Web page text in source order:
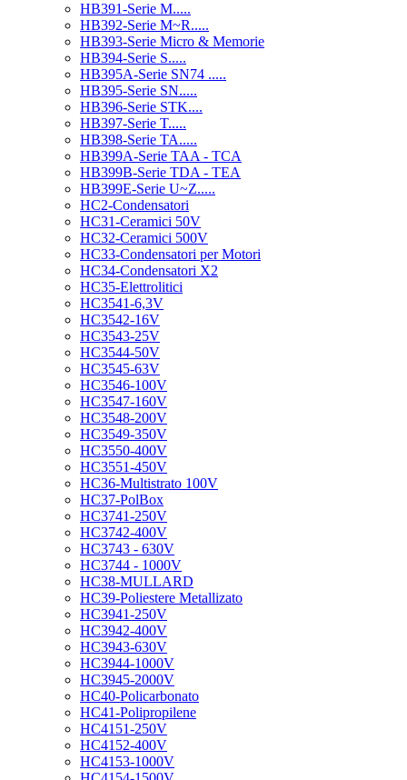
HB391-Serie M.....
HB392-Serie M~R.....
HB393-Serie Micro & Memorie
HB394-Serie S.....
HB395A-Serie SN74 .....
HB395-Serie SN.....
HB396-Serie STK....
HB397-Serie T.....
HB398-Serie TA.....
HB399A-Serie TAA - TCA
HB399B-Serie TDA - TEA
HB399E-Serie U~Z.....
HC2-Condensatori
HC31-Ceramici 50V
HC32-Ceramici 500V
HC33-Condensatori per Motori
HC34-Condensatori X2
HC35-Elettrolitici
HC3541-6,3V
HC3542-16V
HC3543-25V
HC3544-50V
HC3545-63V
HC3546-100V
HC3547-160V
HC3548-200V
HC3549-350V
HC3550-400V
HC3551-450V
HC36-Multistrato 100V
HC37-PolBox
HC3741-250V
HC3742-400V
HC3743 - 630V
HC3744 - 1000V
HC38-MULLARD
HC39-Poliestere Metallizato
HC3941-250V
HC3942-400V
HC3943-630V
HC3944-1000V
HC3945-2000V
HC40-Policarbonato
HC41-Polipropilene
HC4151-250V
HC4152-400V
HC4153-1000V